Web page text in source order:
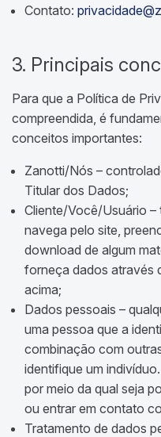
Contato:
3. Principais
Para que a Política de
compreendida, é
conceitos importantes:
Zanotti/Nós –
Titular dos Dados;
Cliente/Você/Usuário
navega pelo site,
download de algum
forneça dados através
acima;
Dados pessoais –
uma pessoa que a
combinação com
identifique um
por meio da qual seja
ou entrar em contato
Tratamento de dados